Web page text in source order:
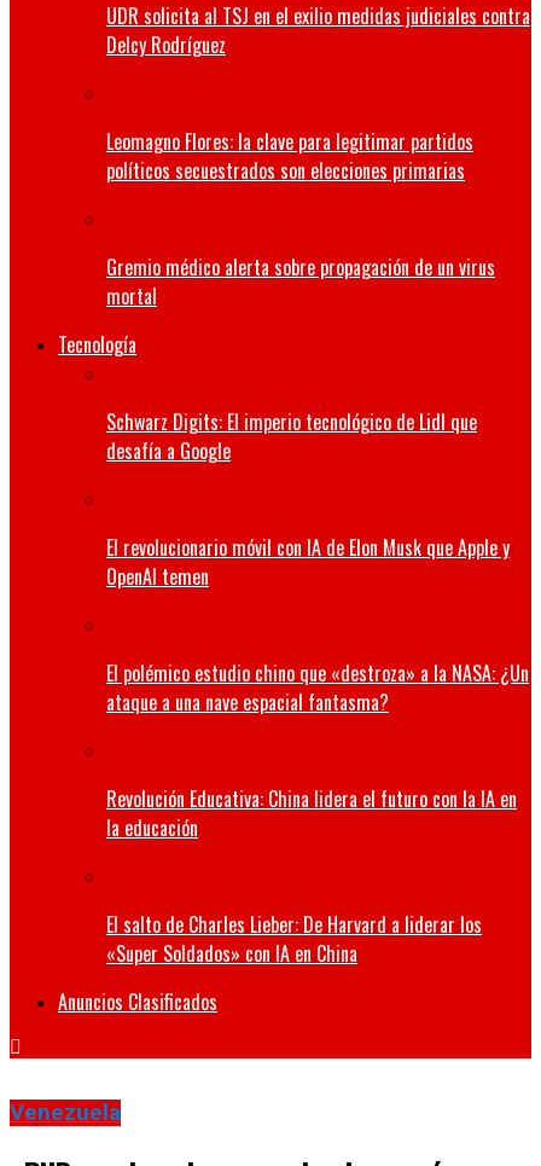
UDR solicita al TSJ en el exilio medidas judiciales contra
Delcy Rodríguez
Leomagno Flores: la clave para legitimar partidos
políticos secuestrados son elecciones primarias
Gremio médico alerta sobre propagación de un virus
mortal
Tecnología
Schwarz Digits: El imperio tecnológico de Lidl que
desafía a Google
El revolucionario móvil con IA de Elon Musk que Apple y
OpenAI temen
El polémico estudio chino que «destroza» a la NASA: ¿Un
ataque a una nave espacial fantasma?
Revolución Educativa: China lidera el futuro con la IA en
la educación
El salto de Charles Lieber: De Harvard a liderar los
«Super Soldados» con IA en China
Anuncios Clasificados
Venezuela